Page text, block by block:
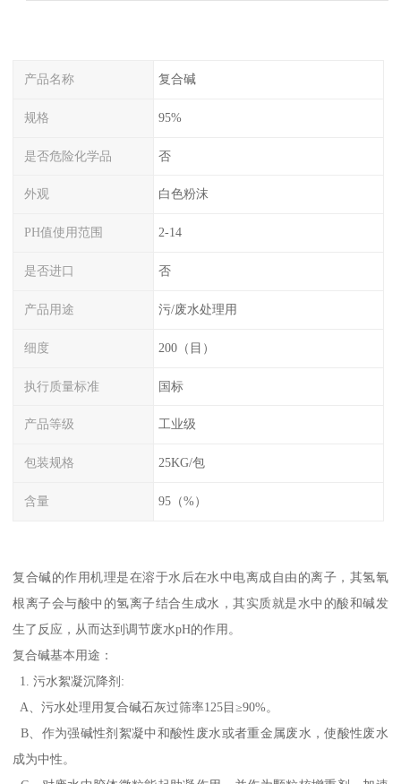
产品名称 复合碱
规格 95%
是否危险化学品 否
外观 白色粉沫
PH值使用范围 2-14
是否进口 否
产品用途 污/废水处理用
细度 200（目）
执行质量标准 国标
产品等级 工业级
包装规格 25KG/包
含量 95（%）
复合碱的作用机理是在溶于水后在水中电离成自由的离子，其氢氧
根离子会与酸中的氢离子结合生成水，其实质就是水中的酸和碱发
生了反应，从而达到调节废水pH的作用。
复合碱基本用途：
1. 污水絮凝沉降剂:
A、污水处理用复合碱石灰过筛率125目≥90%。
B、作为强碱性剂絮凝中和酸性废水或者重金属废水，使酸性废水
成为中性。